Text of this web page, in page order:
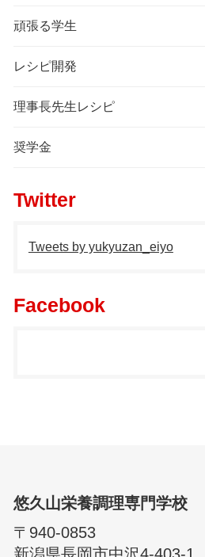
頑張る学生
レシピ開発
理事長先生レシピ
奨学金
Twitter
Tweets by yukyuzan_eiyo
Facebook
悠久山栄養調理専門学校
〒940-0853